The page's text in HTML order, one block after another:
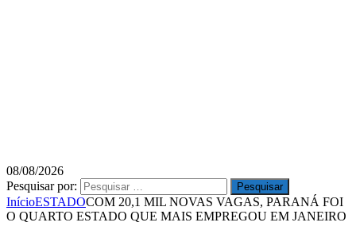
08/08/2026
Pesquisar por:
InícioESTADOCOM 20,1 MIL NOVAS VAGAS, PARANÁ FOI
O QUARTO ESTADO QUE MAIS EMPREGOU EM JANEIRO